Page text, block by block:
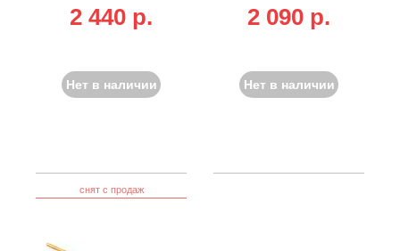
2 440 p.
Нет в наличии
3-в-1, SR-M 60 и лопат
для очистки от снега
2 090 p.
Нет в наличии
снят с продаж